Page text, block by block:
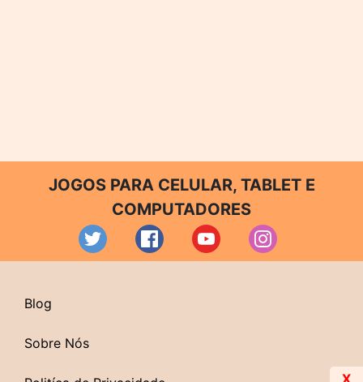
JOGOS PARA CELULAR, TABLET E
COMPUTADORES
Blog
Sobre Nós
X